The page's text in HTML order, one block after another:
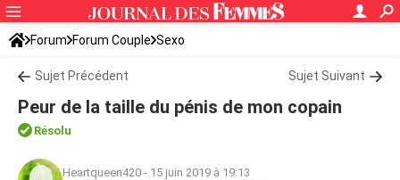
Forum Forum Couple Sexo
Sujet Précédent Sujet Suivant
Peur de la taille du pénis de mon copain
Résolu
Heartqueen420 - 15 juin 2019 à 19:13